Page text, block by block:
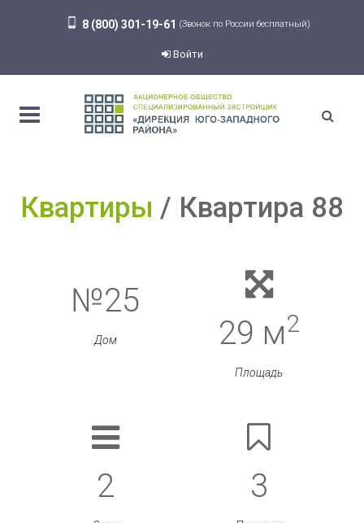
8 (800) 301-19-61 (Звонок по России бесплатный)
Войти
Квартиры Квартира 88
№25
Дом 29 м2
Площадь
2 3